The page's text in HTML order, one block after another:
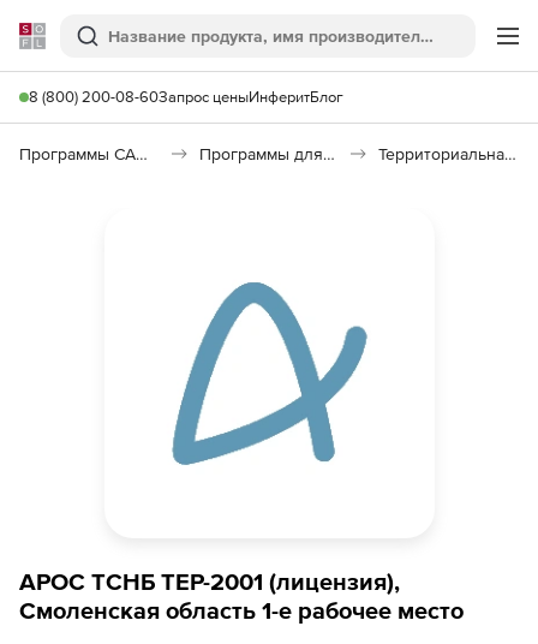
Softline
Поиск
8 (800) 200-08-60Запрос ценыИнферитБлог
Программы САПР и ГИС Программы для документооборота Территориальная сметно-нормативная база (ТСНБ)
АРОС ТСНБ ТЕР-2001 (лицензия),
Смоленская область 1-е рабочее место